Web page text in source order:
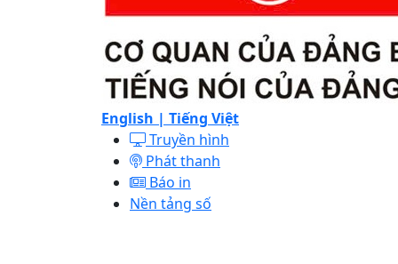
English | Tiếng Việt
Truyền hình
Phát thanh
Báo in
Nền tảng số